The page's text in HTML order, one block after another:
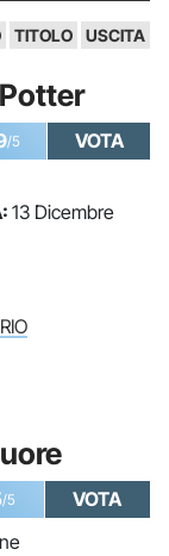
TITOLO USCITA
/5
VOTA
13 Dicembre
/5
VOTA